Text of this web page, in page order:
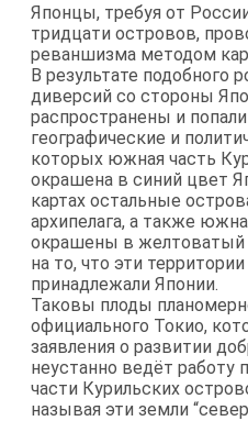
Японцы, требуя от
тридцати островов,
реваншизма методом
В результате подобного
диверсий со стороны
распространены и
географические и
которых южная часть
окрашена в синий цвет
картах остальные
архипелага, а также
окрашены в желтоватый
на то, что эти
принадлежали Японии.
Таковы плоды
официального Токио,
заявления о развитии
неустанно ведёт
части Курильских
называя эти земли